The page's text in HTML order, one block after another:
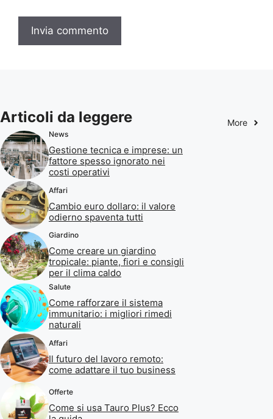
Articoli da leggere More
News
Gestione tecnica e imprese: un
fattore spesso ignorato nei
costi operativi
Affari
Cambio euro dollaro: il valore
odierno spaventa tutti
Giardino
Come creare un giardino
tropicale: piante, fiori e consigli
per il clima caldo
Salute
Come rafforzare il sistema
immunitario: i migliori rimedi
naturali
Affari
Il futuro del lavoro remoto:
come adattare il tuo business
Offerte
Come si usa Tauro Plus? Ecco